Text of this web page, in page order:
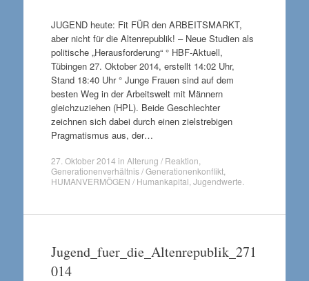
JUGEND heute: Fit FÜR den ARBEITSMARKT,
aber nicht für die Altenrepublik! – Neue Studien als
politische „Herausforderung“ ° HBF-Aktuell,
Tübingen 27. Oktober 2014, erstellt 14:02 Uhr,
Stand 18:40 Uhr ° Junge Frauen sind auf dem
besten Weg in der Arbeitswelt mit Männern
gleichzuziehen (HPL). Beide Geschlechter
zeichnen sich dabei durch einen zielstrebigen
Pragmatismus aus, der…
27. Oktober 2014 in Alterung / Reaktion
Generationenverhältnis / Generationenkonflikt,
HUMANVERMÖGEN / Humankapital Jugendwerte
Jugend_fuer_die_Altenrepublik_271
014